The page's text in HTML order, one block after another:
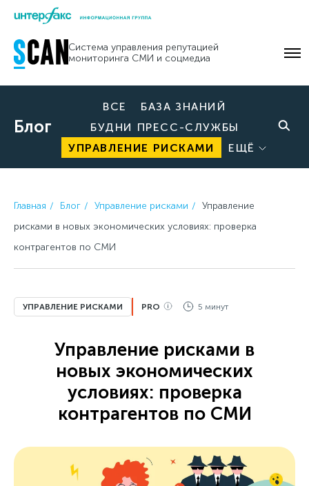
Skip
content
Система управления репутацией
мониторинга СМИ и соцмедиа
Блог
ВСЕ
БАЗА ЗНАНИЙ
БУДНИ ПРЕСС-СЛУЖБЫ
УПРАВЛЕНИЕ РИСКАМИ
ЕЩЁ
Главная Блог Управление рисками
Управление
рисками в новых экономических условиях: проверка
контрагентов по СМИ
УПРАВЛЕНИЕ РИСКАМИ PRO 5 минут
Управление рисками в
новых экономических
условиях: проверка
контрагентов по СМИ